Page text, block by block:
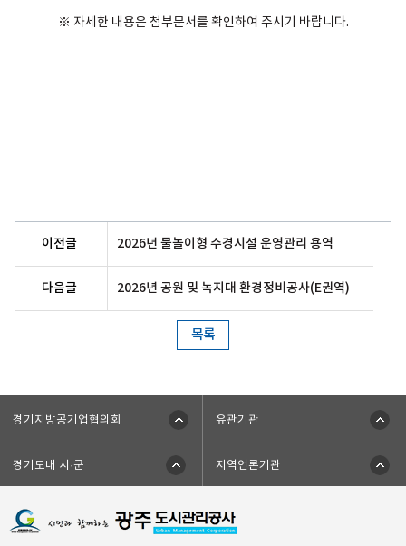
※ 자세한 내용은 첨부문서를 확인하여 주시기 바랍니다.
이전글 2026년 물놀이형 수경시설 운영관리 용역
다음글 2026년 공원 및 녹지대 환경정비공사(E권역)
목록
경기지방공기업협의회 유관기관
경기도내 시·군 지역언론기관